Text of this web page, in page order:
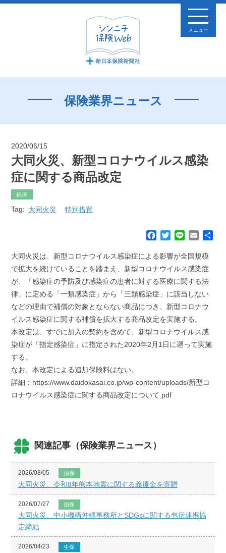
メニュー
保険業界ニュース
2020/06/15
大同火災、新型コロナウイルス感染
症に関する商品改定
損保
Tag: 大同火災 特別措置
c
e
o
o
k
T
i
t
e
r
n
e
E
a
i
大同火災は、新型コロナウイルス感染症による影響が全国規模
で拡大を続けていることを踏まえ、新型コロナウイルス感染症
が、「感染症の予防及び感染症の患者に対する医療に関する法
律」に定める「一類感染症」から「三類感染症」に該当しない
などの理由で補償の対象とならない商品につき、新型コロナウ
イルス感染症に関する補償を拡大する商品改定を実施する。
本改定は、すでに加入の契約を含めて、新型コロナウイルス感
染症が「指定感染症」に指定された2020年2月1日に遡って実施
する。
なお、本改定による追加保険料はない。
詳細：https://www.daidokasai.co.jp/wp-content/uploads/新型コ
ロナウイルス感染症に関する商品改定について.pdf
関連記事（保険業界ニュース）
2026/08/05 損保
大同火災、令和8年熊本地震に関する義援金を寄贈
2026/07/27 損保
大同火災、中小機構沖縄事務所とSDGsに関する包括連携協
定締結
2026/04/23 生保